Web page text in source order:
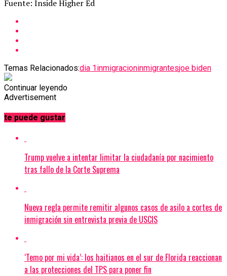
Fuente: Inside Higher Ed
Temas Relacionados:dia 1inmigracioninmigrantesjoe biden
Continuar leyendo
Advertisement
te puede gustar
Trump vuelve a intentar limitar la ciudadanía por nacimiento
tras fallo de la Corte Suprema
Nueva regla permite remitir algunos casos de asilo a cortes de
inmigración sin entrevista previa de USCIS
‘Temo por mi vida’: los haitianos en el sur de Florida reaccionan
a las protecciones del TPS para poner fin